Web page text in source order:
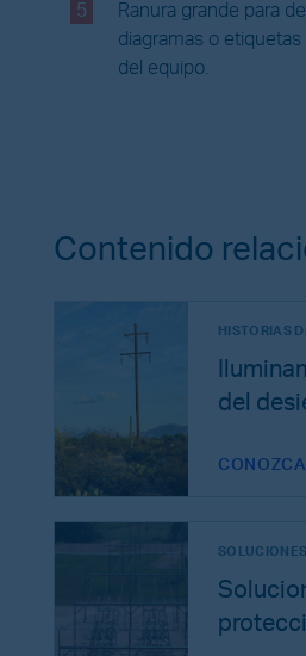
Contenido
HISTORIAS
del
SOLUCIONES
5
Ranura grande para
diagramas o
del equipo.